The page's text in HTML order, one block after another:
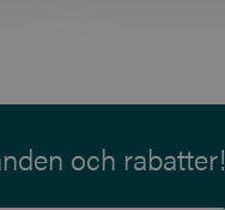
och rabatter!